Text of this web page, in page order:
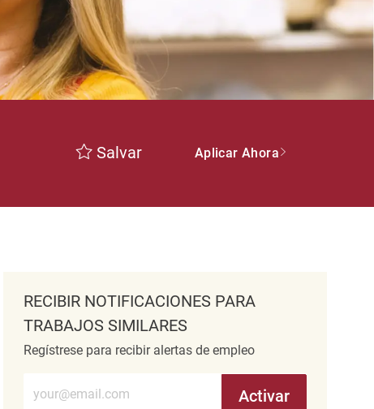
Salvar Aplicar Ahora
RECIBIR NOTIFICACIONES PARA
TRABAJOS SIMILARES
Regístrese para recibir alertas de empleo
Introduzca la dirección de correo electrónico (obligatorio)
Activar